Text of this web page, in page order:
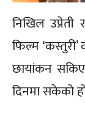
निखिल उप्रेती
फिल्म
छायांकन
दिनमा सकेको